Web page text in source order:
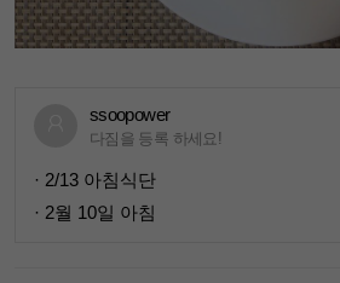
ssoopower
다짐을 등록 하세요!
· 2/13 아침식단
· 2월 10일 아침